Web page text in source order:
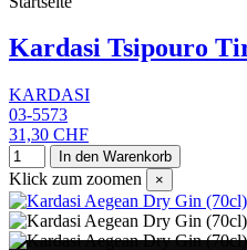
Kardasi Tsipouro
KARDASI
03-5573
31,30 CHF
In den Warenkorb
Klick zum zoomen ×